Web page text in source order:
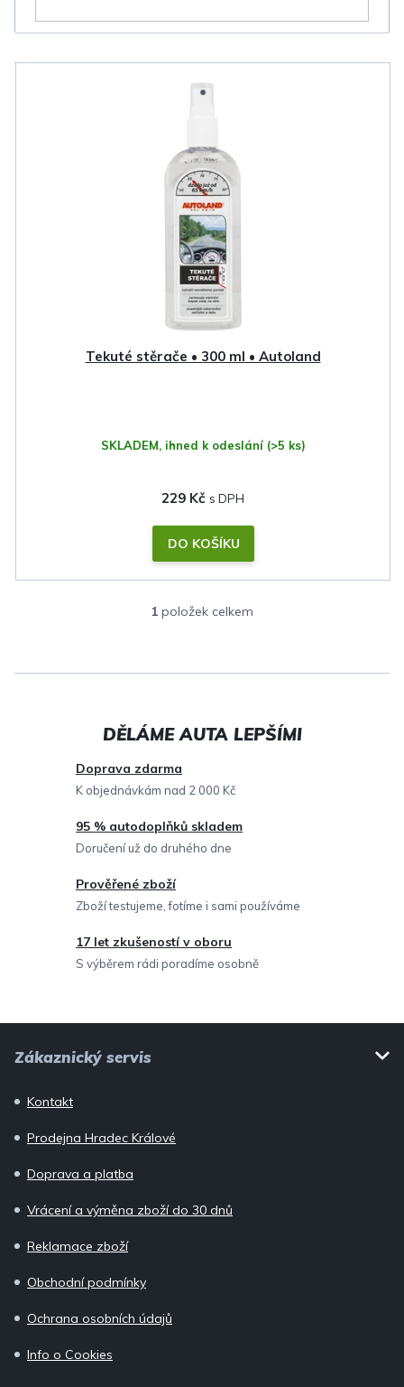
Tekuté stěrače • 300 ml • Autoland
SKLADEM, ihned k odeslání (>5 ks)
229 Kč
DO KOŠÍKU
O
l
a
í
p
r
y
v
ý
1 položek celkem
Doprava zdarma
K objednávkám nad 2 000 Kč
95 % autodoplňků skladem
Doručení už do druhého dne
Prověřené zboží
Zboží testujeme, fotíme i sami používáme
17 let zkušeností v oboru
S výběrem rádi poradíme osobně
Zákaznický servis
Kontakt
Prodejna Hradec Králové
Doprava a platba
Vrácení a výměna zboží do 30 dnů
Reklamace zboží
Obchodní podmínky
Ochrana osobních údajů
Info o Cookies